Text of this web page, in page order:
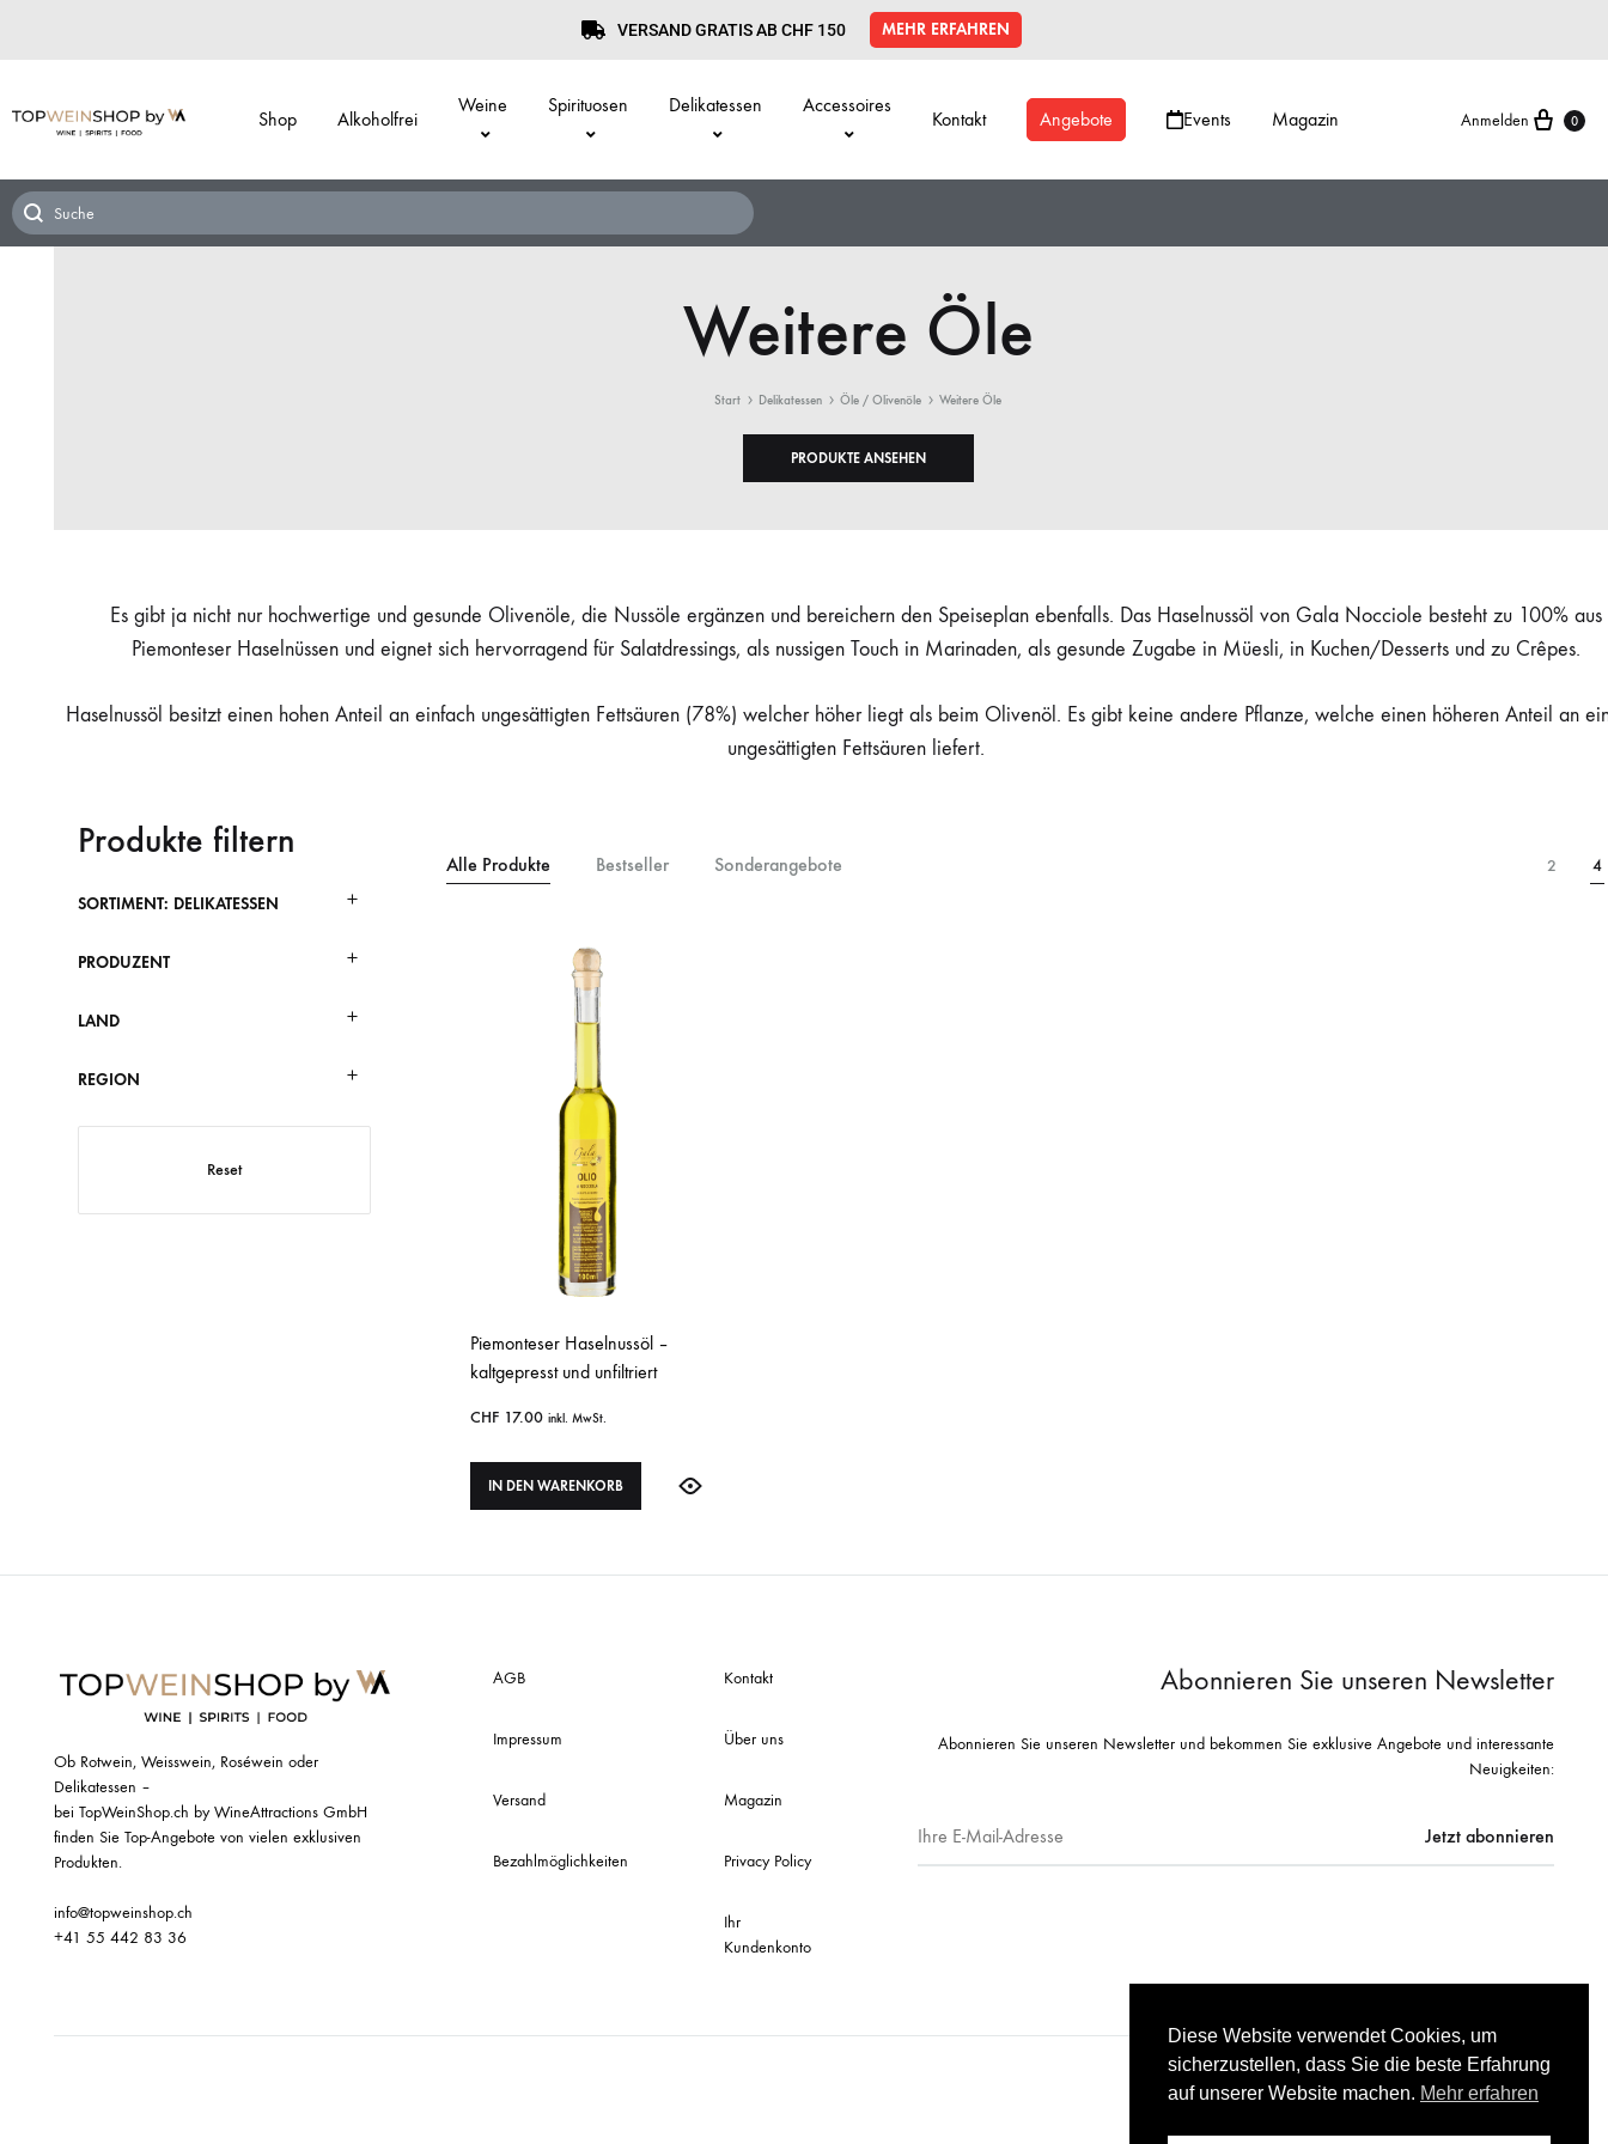
VERSAND GRATIS AB CHF 150 MEHR ERFAHREN
Shop Alkoholfrei
Weine Spirituosen Delikatessen Accessoires
Kontakt Angebote Events Magazin Anmelden 0
Weitere Öle
Start Delikatessen Öle / Olivenöle Weitere Öle
PRODUKTE ANSEHEN
Es gibt ja nicht nur hochwertige und gesunde Olivenöle, die Nussöle ergänzen und bereichern den Speiseplan ebenfalls. Das Haselnussöl von Gala Nocciole besteht zu 100% aus
Piemonteser Haselnüssen und eignet sich hervorragend für Salatdressings, als nussigen Touch in Marinaden, als gesunde Zugabe in Müesli, in Kuchen/Desserts und zu Crêpes.
Haselnussöl besitzt einen hohen Anteil an einfach ungesättigten Fettsäuren (78%) welcher höher liegt als beim Olivenöl. Es gibt keine andere Pflanze, welche einen höheren Anteil an
ungesättigten Fettsäuren liefert.
Produkte filtern
SORTIMENT: DELIKATESSEN
PRODUZENT
LAND
REGION
Reset
Alle Produkte Bestseller Sonderangebote 2 4
Piemonteser Haselnussöl –
kaltgepresst und unfiltriert
CHF17.00 inkl. MwSt.
IN DEN WARENKORB
Ob Rotwein, Weisswein, Roséwein oder
Delikatessen –
bei TopWeinShop.ch by WineAttractions GmbH
finden Sie Top-Angebote von vielen exklusiven
Produkten.
info@topweinshop.ch
+41 55 442 83 36
AGB
Impressum
Versand
Bezahlmöglichkeiten
Kontakt
Über uns
Magazin
Privacy Policy
Ihr
Kundenkonto
Abonnieren Sie unseren Newsletter
Abonnieren Sie unseren Newsletter und bekommen Sie exklusive Angebote und interessante
Neuigkeiten:
Diese Website verwendet Cookies, um
sicherzustellen, dass Sie die beste Erfahrung
auf unserer Website machen. Mehr erfahren